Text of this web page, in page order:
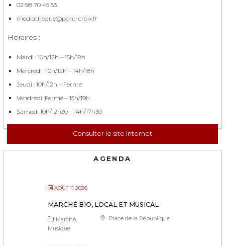
02 98 70 45 53
mediatheque@pont-croix.fr
Horaires :
Mardi : 10h/12h – 15h/18h
Mercredi : 10h/12h – 14h/18h
Jeudi : 10h/12h – Fermé
Vendredi :Fermé – 15h/19h
Samedi 10h/12h30 – 14h/17h30
Consulter le site Internet
AGENDA
AOÛT 11 2026
MARCHÉ BIO, LOCAL ET MUSICAL
Place de la République
Marché
Musique